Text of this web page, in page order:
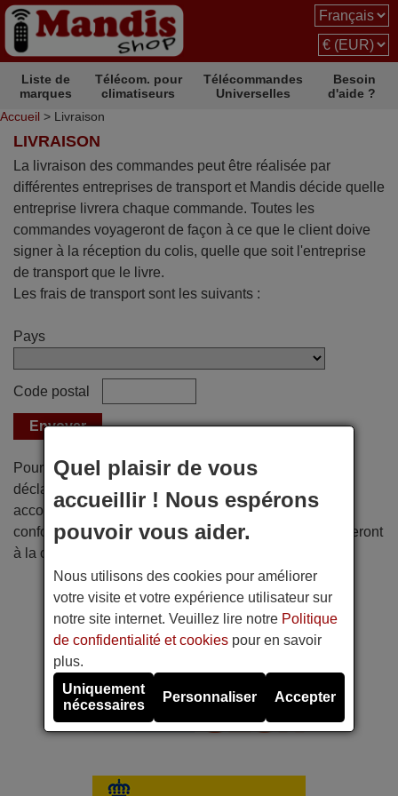
Liste de
marques
Télécom. pour
climatiseurs
Télécommandes
Universelles
Besoin
d'aide ?
Accueil > Livraison
LIVRAISON
La livraison des commandes peut être réalisée par
différentes entreprises de transport et Mandis décide quelle
entreprise livrera chaque commande. Toutes les
commandes voyageront de façon à ce que le client doive
signer à la réception du colis, quelle que soit l'entreprise
de transport que le livre.
Les frais de transport sont les suivants :
Pays
Code postal
Pour les commandes dont la livraison requiert une
déclaration de contenu, les colis devront être
accompagnés des copies de factures nécessaires
conformément à la législation, et les frais de douane seront
à la charge du client.
Quel plaisir de vous
accueillir ! Nous espérons
pouvoir vous aider.
Nous utilisons des cookies pour améliorer
votre visite et votre expérience utilisateur sur
notre site internet. Veuillez lire notre Politique
de confidentialité et cookies pour en savoir
plus.
Uniquement
nécessaires
Personnaliser Accepter